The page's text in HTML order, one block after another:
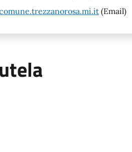
(Email)